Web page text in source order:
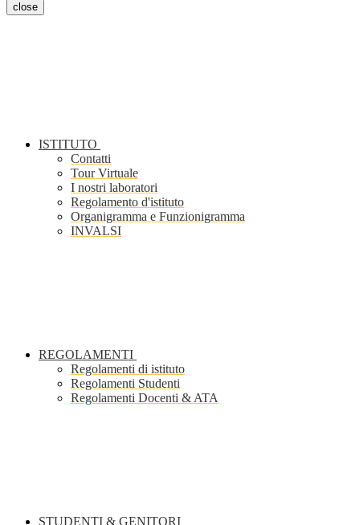
close
ISTITUTO
Contatti
Tour Virtuale
I nostri laboratori
Regolamento d'istituto
Organigramma e Funzionigramma
INVALSI
REGOLAMENTI
Regolamenti di istituto
Regolamenti Studenti
Regolamenti Docenti & ATA
STUDENTI & GENITORI